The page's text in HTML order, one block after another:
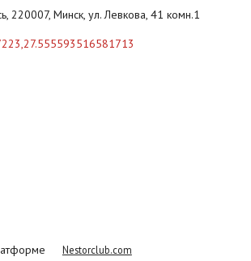
220007, Минск, ул. Левкова, 41 комн.1
Nestorclub.com